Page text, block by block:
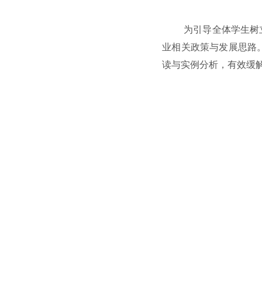
为引导全体学生
业相关政策与发展思路
读与实例分析，有效缓